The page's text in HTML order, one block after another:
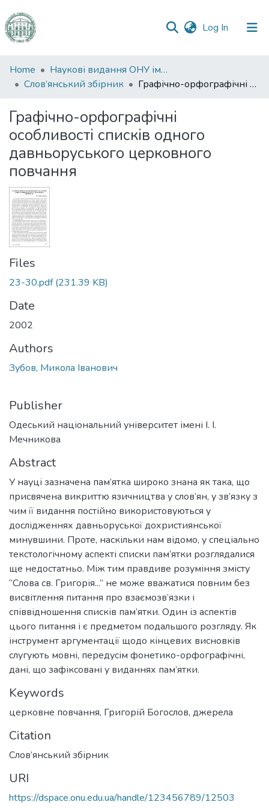
Log In (current)
Communities
&
All of DSpace
Statistics
Home
Наукові видання ОНУ імені І. І. Мечникова
Слов’янський збірник
Графічно-орфографічні особливості списків одного давньоруського церковного повчання
Графічно-орфографічні
особливості списків одного
давньоруського церковного
повчання
Files
23-30.pdf(231.39 KB)
Date
2002
Authors
Зубов, Микола Іванович
Publisher
Одеський національний університет імені І. І.
Мечникова
Abstract
У науці зазначена пам’ятка широко знана як така, що
присвячена викриттю язичництва у слов’ян, у зв’язку з
чим її видання постійно використовуються у
дослідженнях давньоруської дохристиянської
минувшини. Проте, наскільки нам відомо, у спеціально
текстологічному аспекті списки пам’ятки розглядалися
ще недостатньо. Між тим правдиве розуміння змісту
“Слова св. Григорія...” не може вважатися повним без
висвітлення питання про взаємозв’язки і
співвідношення списків пам’ятки. Один із аспектів
цього питання і є предметом подальшого розгляду. Як
інструмент аргументації щодо кінцевих висновків
слугують мовні, передусім фонетико-орфографічні,
дані, що зафіксовані у виданнях пам’ятки.
Keywords
церковне повчання, Григорій Богослов, джерела
Citation
Слов’янський збірник
URI
https://dspace.onu.edu.ua/handle/123456789/12503